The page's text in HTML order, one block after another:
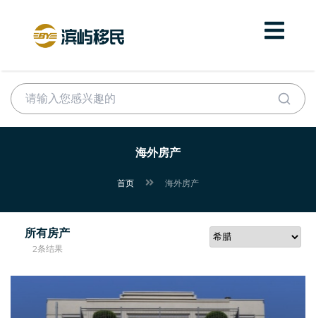
海外房产
首页 海外房产
所有房产
2条结果